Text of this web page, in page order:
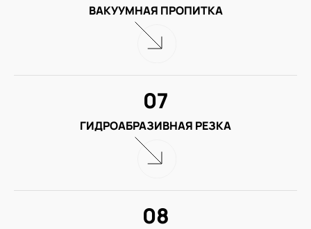
ВАКУУМНАЯ ПРОПИТКА
ГИДРОАБРАЗИВНАЯ РЕЗКА
07
08